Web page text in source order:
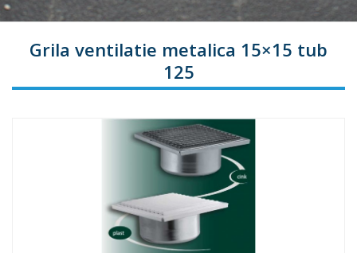
Grila ventilatie metalica 15×15 tub
125